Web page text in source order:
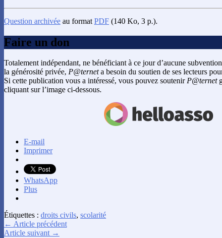
Question archivée au format PDF (140 Ko, 3 p.).
Faire un don
Totalement indépendant, ne bénéficiant à ce jour d’aucune
la générosité privée, P@terneta besoin du soutien de ses lecteurs
Si cette publication vous a intéressé, vous pouvez soutenirP@ternet
cliquant sur l’image ci-dessous.
E-mail
Imprimer
WhatsApp
Plus
Étiquettes : droits civils, scolarité
← Article précédent
Article suivant →